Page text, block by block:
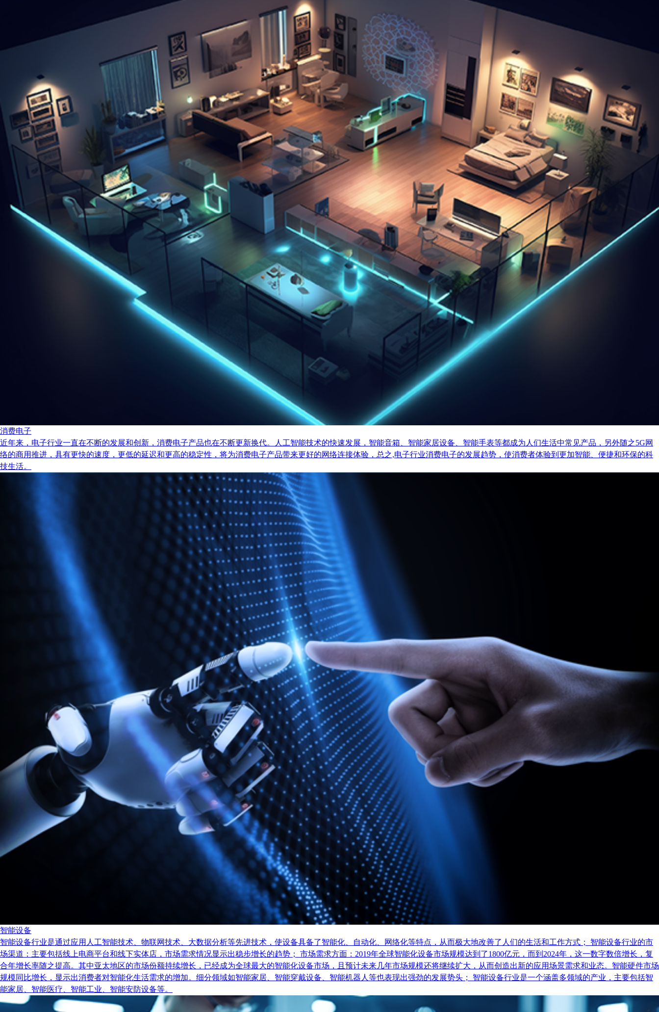
消费电子
近年来，电子行业一直在不断的发展和创新，消费电子产品也在不断更新换代。人工智能技术的快速发展，智能音箱、智能家居设备、智能手表等都成为人们生活中常见产品，另外随之5G网
络的商用推进，具有更快的速度，更低的延迟和更高的稳定性，将为消费电子产品带来更好的网络连接体验，总之,电子行业消费电子的发展趋势，使消费者体验到更加智能、便捷和环保的科
技生活。
智能设备
智能设备行业是通过应用人工智能技术、物联网技术、大数据分析等先进技术，使设备具备了智能化、自动化、网络化等特点，从而极大地改善了人们的生活和工作方式； 智能设备行业的市
场渠道：主要包括线上电商平台和线下实体店，市场需求情况显示出稳步增长的趋势； 市场需求方面：2019年全球智能化设备市场规模达到了1800亿元，而到2024年，这一数字数倍增长，复
合年增长率随之提高。其中亚太地区的市场份额持续增长，已经成为全球最大的智能化设备市场，且预计未来几年市场规模还将继续扩大，从而创造出新的应用场景需求和业态。智能硬件市场
规模同比增长，显示出消费者对智能化生活需求的增加。细分领域如智能家居、智能穿戴设备、智能机器人等也表现出强劲的发展势头； 智能设备行业是一个涵盖多领域的产业，主要包括智
能家居、智能医疗、智能工业、智能安防设备等。